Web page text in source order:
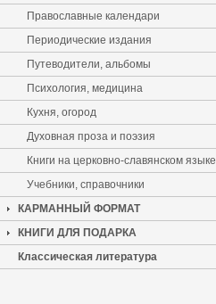
Православные календари
Периодические издания
Путеводители, альбомы
Психология, медицина
Кухня, огород
Духовная проза и поэзия
Книги на церковно-славянском языке
Учебники, справочники
КАРМАННЫЙ ФОРМАТ
КНИГИ ДЛЯ ПОДАРКА
Классическая литература